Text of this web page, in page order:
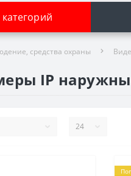
средства охраны
IP